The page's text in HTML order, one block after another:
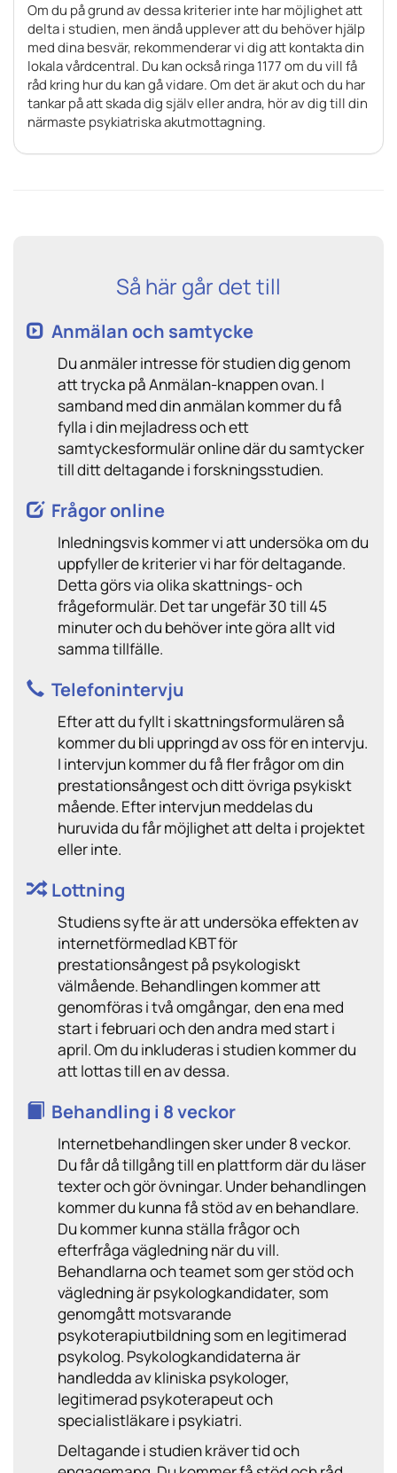
Om du på grund av dessa kriterier inte har möjlighet att
delta i studien, men ändå upplever att du behöver hjälp
med dina besvär, rekommenderar vi dig att kontakta din
lokala vårdcentral. Du kan också ringa 1177 om du vill få
råd kring hur du kan gå vidare. Om det är akut och du har
tankar på att skada dig själv eller andra, hör av dig till din
närmaste psykiatriska akutmottagning.
Så här går det till
Anmälan och samtycke
Du anmäler intresse för studien dig genom
att trycka på Anmälan-knappen ovan. I
samband med din anmälan kommer du få
fylla i din mejladress och ett
samtyckesformulär online där du samtycker
till ditt deltagande i forskningsstudien.
Frågor online
Inledningsvis kommer vi att undersöka om du
uppfyller de kriterier vi har för deltagande.
Detta görs via olika skattnings- och
frågeformulär. Det tar ungefär 30 till 45
minuter och du behöver inte göra allt vid
samma tillfälle.
Telefonintervju
Efter att du fyllt i skattningsformulären så
kommer du bli uppringd av oss för en intervju.
I intervjun kommer du få fler frågor om din
prestationsångest och ditt övriga psykiskt
mående. Efter intervjun meddelas du
huruvida du får möjlighet att delta i projektet
eller inte.
Lottning
Studiens syfte är att undersöka effekten av
internetförmedlad KBT för
prestationsångest på psykologiskt
välmående. Behandlingen kommer att
genomföras i två omgångar, den ena med
start i februari och den andra med start i
april. Om du inkluderas i studien kommer du
att lottas till en av dessa.
Behandling i 8 veckor
Internetbehandlingen sker under 8 veckor.
Du får då tillgång till en plattform där du läser
texter och gör övningar. Under behandlingen
kommer du kunna få stöd av en behandlare.
Du kommer kunna ställa frågor och
efterfråga vägledning när du vill.
Behandlarna och teamet som ger stöd och
vägledning är psykologkandidater, som
genomgått motsvarande
psykoterapiutbildning som en legitimerad
psykolog. Psykologkandidaterna är
handledda av kliniska psykologer,
legitimerad psykoterapeut och
specialistläkare i psykiatri.
Deltagande i studien kräver tid och